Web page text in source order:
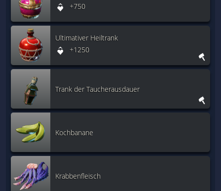
+750
Ultimativer Heiltrank
+1250
Trank der Taucherausdauer
Kochbanane
Krabbenfleisch